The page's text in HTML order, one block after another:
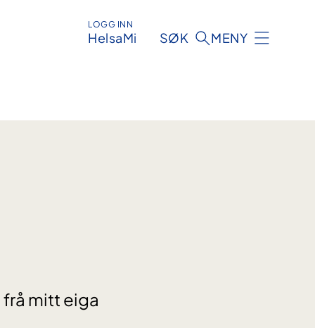
LOGG INN
HelsaMi SØK MENY
frå mitt eiga